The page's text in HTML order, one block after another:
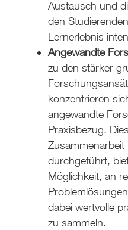
Austausch und
den
Lernerlebnis
Angewandte
zu den stärker
konzentrieren
angewandte
Praxisbezug.
durchgeführt,
Möglichkeit, an
dabei wertvolle
zu sammeln.